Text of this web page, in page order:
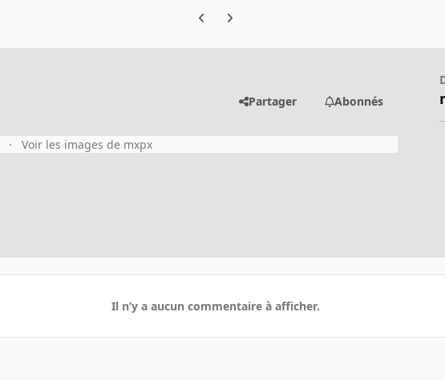
Previous carousel slide
Next carousel slide
Partager Abonnés
Voir les images de mxpx
Il n’y a aucun commentaire à afficher.